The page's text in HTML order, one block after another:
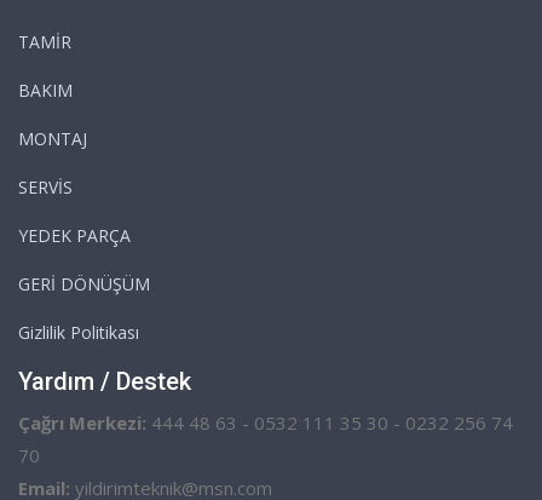
TAMİR
BAKIM
MONTAJ
SERVİS
YEDEK PARÇA
GERİ DÖNÜŞÜM
Gizlilik Politikası
Yardım / Destek
Çağrı Merkezi: 444 48 63 - 0532 111 35 30 - 0232 256 74
70
Email: yildirimteknik@msn.com